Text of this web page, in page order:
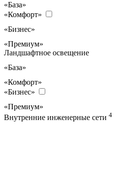
«База»
«Комфорт»
«Бизнес»
«Премиум»
Ландшафтное освещение
«База»
«Комфорт»
«Бизнес»
«Премиум»
Внутренние инженерные сети 4